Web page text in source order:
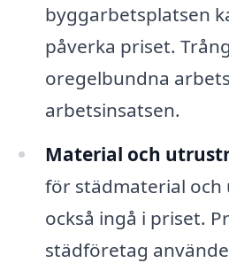
byggarbetsplatsen
påverka priset.
oregelbundna
arbetsinsatsen.
Material och
för städmaterial
också ingå i priset.
städföretag